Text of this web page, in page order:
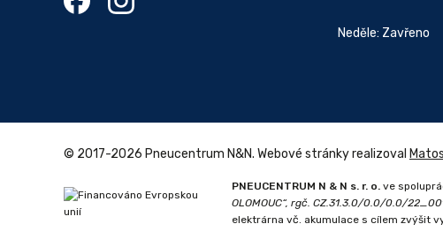
Neděle: Zavřeno
© 2017-2026 Pneucentrum N&N. Webové stránky realizoval
PNEUCENTRUM N & N s. r. o. ve
OLOMOUC“, rgč. CZ.31.3.0/0.0/0.0/
elektrárna vč. akumulace s cílem zvýšit